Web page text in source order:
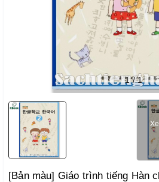
1/1
[Bản màu] Giáo trình tiếng Hàn